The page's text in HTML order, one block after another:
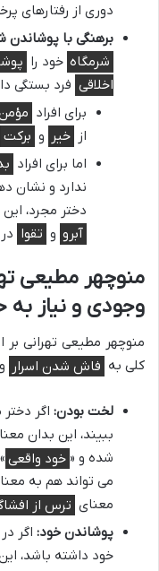
دوری از رفتارهای
برهنگی با پوشاندن
شرمگاه خود را
اخلاقی فرد بستگی
برای افراد
از خیر و برکت
اما برای افراد
ندارد و نشان
دختر مجرد،
آبرو و تقوا
منوچهر مطیعی
وجودی و نیاز به
منوچهر مطیعی تهرانی
کلی به فاش شدن اسرار و
لخت بودن: اگر
ببیند، این بدان
شده و « خود واقعی
می تواند هم به
معنای ترس از
پوشاندن خود: اگر
خود داشته باشد،